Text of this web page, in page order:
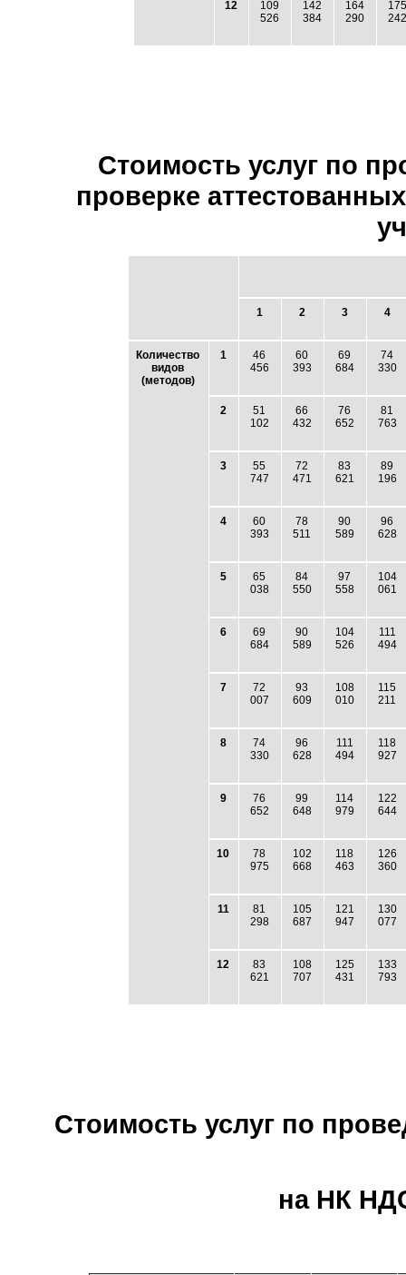
12
109
526
142
384
164
290
Стоимость услуг по
проверке
1 2 3 4
Количество
видов
(методов)
1
46
456
60
393
69
684
74
330
2
51
102
66
432
76
652
81
763
3
55
747
72
471
83
621
89
196
4
60
393
78
511
90
589
96
628
5
65
038
84
550
97
558
104
061
6
69
684
90
589
104
526
111
494
7
72
007
93
609
108
010
115
211
8
74
330
96
628
111
494
118
927
9
76
652
99
648
114
979
122
644
10
78
975
102
668
118
463
126
360
11
81
298
105
687
121
947
130
077
12
83
621
108
707
125
431
133
793
Стоимость услуг по
на НК